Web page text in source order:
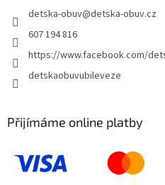
detska-obuv@detska-obuv.cz
607 194 816
https://www.facebook.com/
detskaobuvubileveze
Přijímáme online platby